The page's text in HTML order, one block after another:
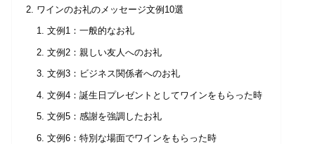
ワインのお礼のメッセージ文例10選
文例1：一般的なお礼
文例2：親しい友人へのお礼
文例3：ビジネス関係者へのお礼
文例4：誕生日プレゼントとしてワインをもらった時
文例5：感謝を強調したお礼
文例6：特別な場面でワインをもらった時